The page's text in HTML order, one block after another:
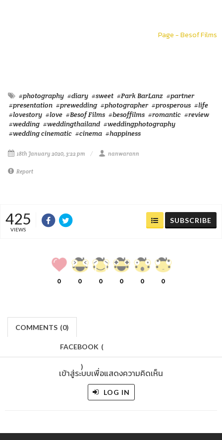
Page - Besof Films
#photography #diary #sweet #Park BarLanz #partner
#presentation #prewedding #photographer #prosperous #life
#lovestory #love #Besof Films #besoffilms #romantic #review
#wedding #weddingthailand #weddingphotography
#wedding cinematic #cinema #happiness
18th January 2020, 3:22 pm nanwarann
Report
425
VIEWS
SUBSCRIBE
0 0 0 0 0 0
COMMENTS (0)
FACEBOOK (
)
เข้าสู่ระบบเพื่อแสดงความคิดเห็น
LOG IN